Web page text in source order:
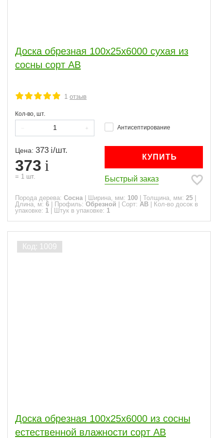
Доска обрезная 100x25x6000 сухая из
сосны сорт АВ
1 отзыв
Кол-во, шт.
Антисептирование
Цена: 373 /шт.
373
= 1 шт.
КУПИТЬ
Быстрый заказ
Порода дерева: Сосна Ширина, мм: 100 Толщина, мм: 25
Длина, м: 6 Профиль: Обрезной Сорт: АВ
Кол-во досок в
упаковке: 1 Штук в упаковке: 1
Доска обрезная 100x25x6000 из сосны
естественной влажности сорт АВ